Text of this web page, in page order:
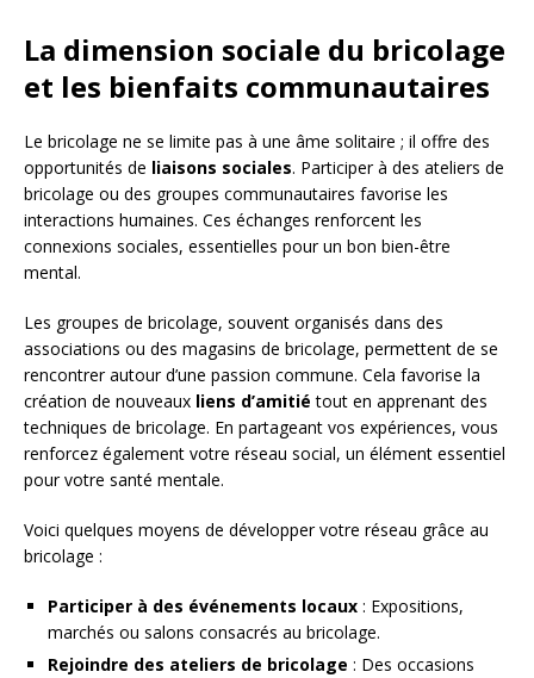
La dimension sociale du bricolage
et les bienfaits communautaires
Le bricolage ne se limite pas à une âme solitaire ; il offre des
opportunités de liaisons sociales. Participer à des ateliers de
bricolage ou des groupes communautaires favorise les
interactions humaines. Ces échanges renforcent les
connexions sociales, essentielles pour un bon bien-être
mental.
Les groupes de bricolage, souvent organisés dans des
associations ou des magasins de bricolage, permettent de se
rencontrer autour d’une passion commune. Cela favorise la
création de nouveaux liens d’amitié tout en apprenant des
techniques de bricolage. En partageant vos expériences, vous
renforcez également votre réseau social, un élément essentiel
pour votre santé mentale.
Voici quelques moyens de développer votre réseau grâce au
bricolage :
Participer à des événements locaux : Expositions,
marchés ou salons consacrés au bricolage.
Rejoindre des ateliers de bricolage : Des occasions